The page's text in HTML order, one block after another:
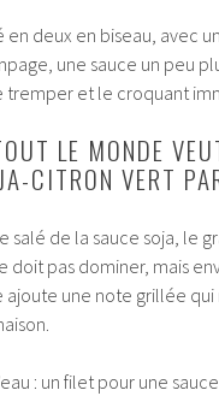
deux en biseau, avec
une sauce un peu
tremper et le croquant
LE MONDE
CITRON VERT
salé de la sauce soja, le
doit pas dominer, mais
ajoute une note grillée
: un filet pour une